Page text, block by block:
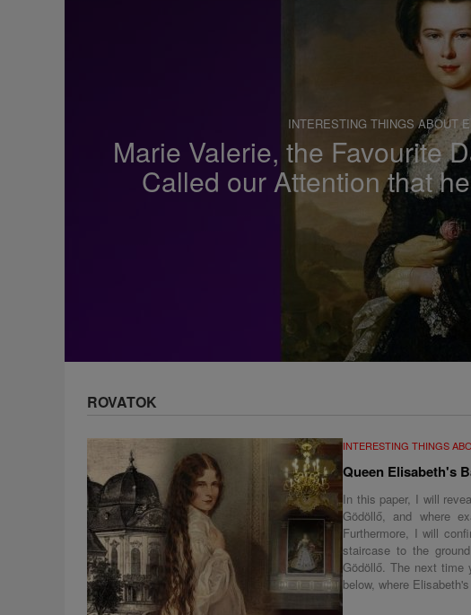
INTERESTING THINGS ABOUT
Marie Valerie, the Favourite
Called our Attention that
ROVATOK
INTERESTING THINGS
Queen Elisabeth's
In this paper, I will
Gödöllő, and where
Furthermore, I will
staircase to the
Gödöllő. The next time
below, where